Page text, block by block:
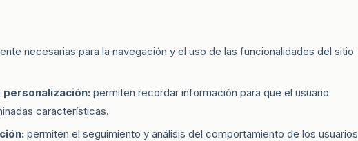
necesarias para la navegación y el uso de las funcionalidades del sitio
permiten recordar información para que el usuario
características.
permiten el seguimiento y análisis del comportamiento de los usuarios